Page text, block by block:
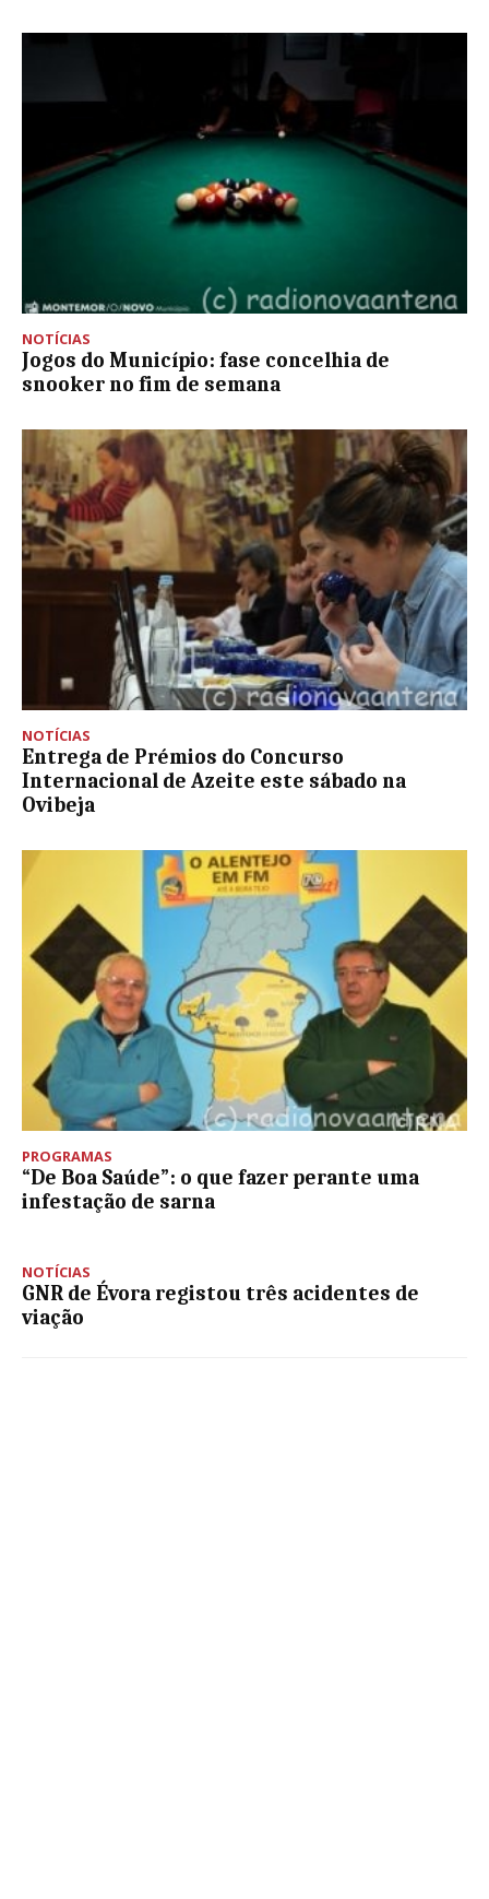
NOTÍCIAS
Jogos do Município: fase concelhia de
snooker no fim de semana
NOTÍCIAS
Entrega de Prémios do Concurso
Internacional de Azeite este sábado na
Ovibeja
PROGRAMAS
“De Boa Saúde”: o que fazer perante uma
infestação de sarna
NOTÍCIAS
GNR de Évora registou três acidentes de
viação